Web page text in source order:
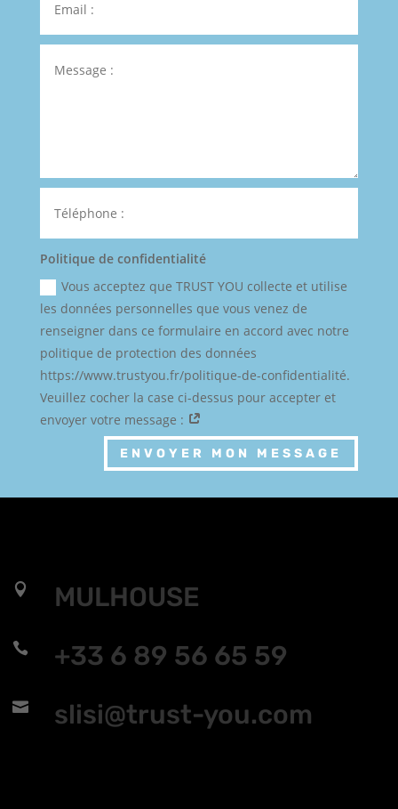
Politique de confidentialité
Vous acceptez que TRUST YOU collecte et utilise
les données personnelles que vous venez de
renseigner dans ce formulaire en accord avec notre
politique de protection des données
https://www.trustyou.fr/politique-de-confidentialité.
Veuillez cocher la case ci-dessus pour accepter et
envoyer votre message :
ENVOYER MON MESSAGE
 MULHOUSE
 +33 6 89 56 65 59
 slisi@trust-you.com